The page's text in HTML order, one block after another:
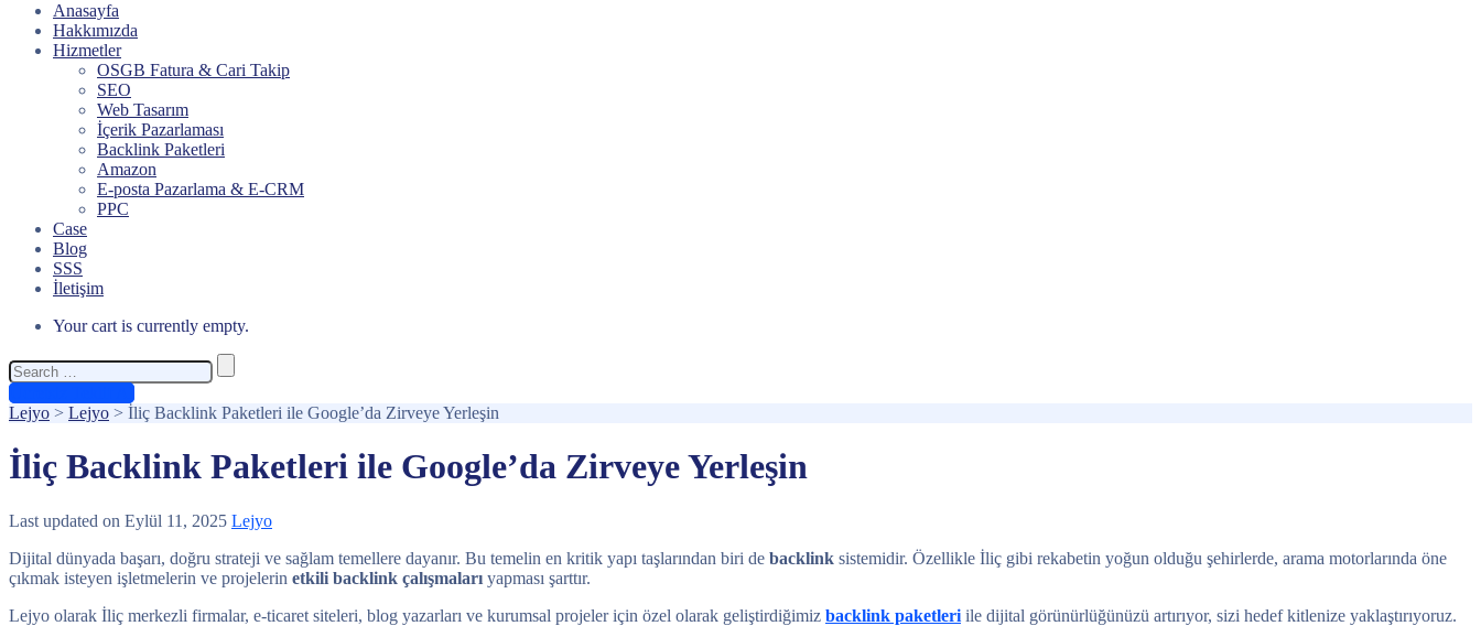
Anasayfa
Hakkımızda
Hizmetler
OSGB Fatura & Cari Takip
SEO
Web Tasarım
İçerik Pazarlaması
Backlink Paketleri
Amazon
E-posta Pazarlama & E-CRM
PPC
Case
Blog
SSS
İletişim
Your cart is currently empty.
Search
for:
Lejyo > Lejyo > İliç Backlink Paketleri ile Google’da Zirveye Yerleşin
İliç Backlink Paketleri ile Google’da Zirveye Yerleşin
Last updated on Eylül 11, 2025 Lejyo
Dijital dünyada başarı, doğru strateji ve sağlam temellere dayanır. Bu temelin en kritik yapı taşlarından biri de backlink sistemidir. Özellikle İliç gibi rekabetin yoğun olduğu şehirlerde, arama motorlarında öne
çıkmak isteyen işletmelerin ve projelerin etkili backlink çalışmaları yapması şarttır.
Lejyo olarak İliç merkezli firmalar, e-ticaret siteleri, blog yazarları ve kurumsal projeler için özel olarak geliştirdiğimiz backlink paketleri ile dijital görünürlüğünüzü artırıyor, sizi hedef kitlenize yaklaştırıyoruz.